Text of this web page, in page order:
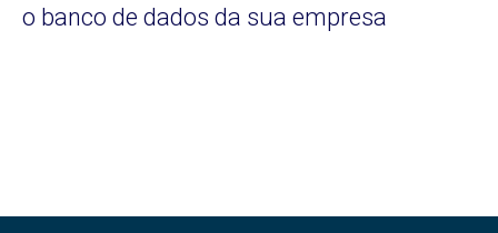
o banco de dados da sua empresa